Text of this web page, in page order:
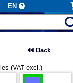
EN
Back
(VAT excl.)